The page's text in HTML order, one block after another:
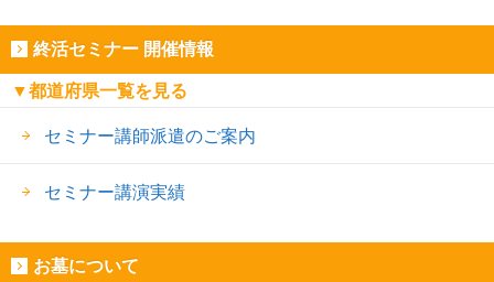
終活セミナー 開催情報
▼都道府県一覧を見る
セミナー講師派遣のご案内
セミナー講演実績
お墓について